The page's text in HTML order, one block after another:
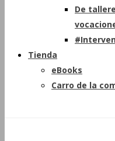
De
Tienda
eBooks
Carro de la